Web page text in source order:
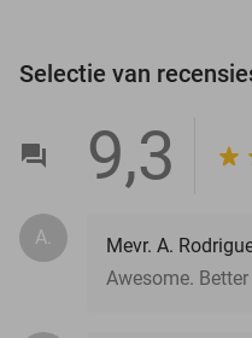
Selectie van
9,3
A.
Mevr. A.
Awesome.